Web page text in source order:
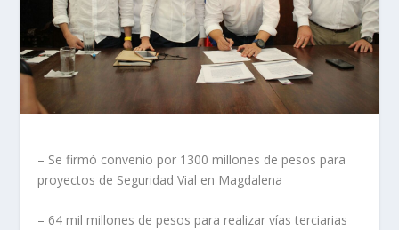
– Se firmó convenio por 1300 millones de pesos para
proyectos de Seguridad Vial en Magdalena
– 64 mil millones de pesos para realizar vías terciarias